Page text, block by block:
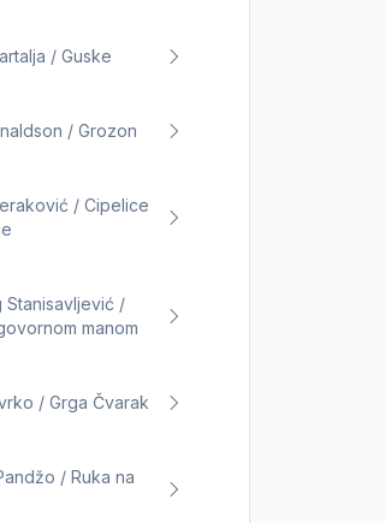
/ Guske
/ Grozon
/ Cipelice
Stanisavljević /
manom
/ Grga Čvarak
/ Ruka na